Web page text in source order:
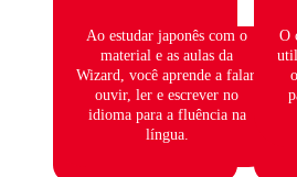
Ao estudar japonês com o
material e as aulas da
Wizard, você aprende a falar,
ouvir, ler e escrever no
idioma para a fluência na
língua.
O